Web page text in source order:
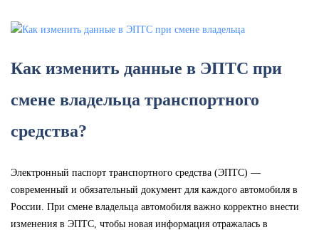
Как изменить данные в ЭПТС при
смене владельца транспортного
средства?
Электронный паспорт транспортного средства (ЭПТС) —
современный и обязательный документ для каждого автомобиля в
России. При смене владельца автомобиля важно корректно внести
изменения в ЭПТС, чтобы новая информация отражалась в